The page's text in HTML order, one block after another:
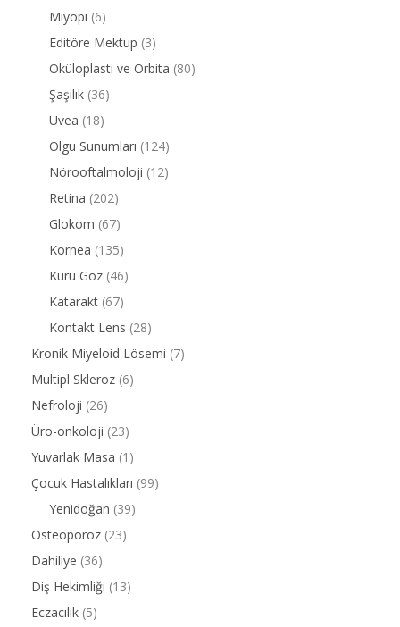
Miyopi (6)
Editöre Mektup (3)
Oküloplasti ve Orbita (80)
Şaşılık (36)
Uvea (18)
Olgu Sunumları (124)
Nörooftalmoloji (12)
Retina (202)
Glokom (67)
Kornea (135)
Kuru Göz (46)
Katarakt (67)
Kontakt Lens (28)
Kronik Miyeloid Lösemi (7)
Multipl Skleroz (6)
Nefroloji (26)
Üro-onkoloji (23)
Yuvarlak Masa (1)
Çocuk Hastalıkları (99)
Yenidoğan (39)
Osteoporoz (23)
Dahiliye (36)
Diş Hekimliği (13)
Eczacılık (5)